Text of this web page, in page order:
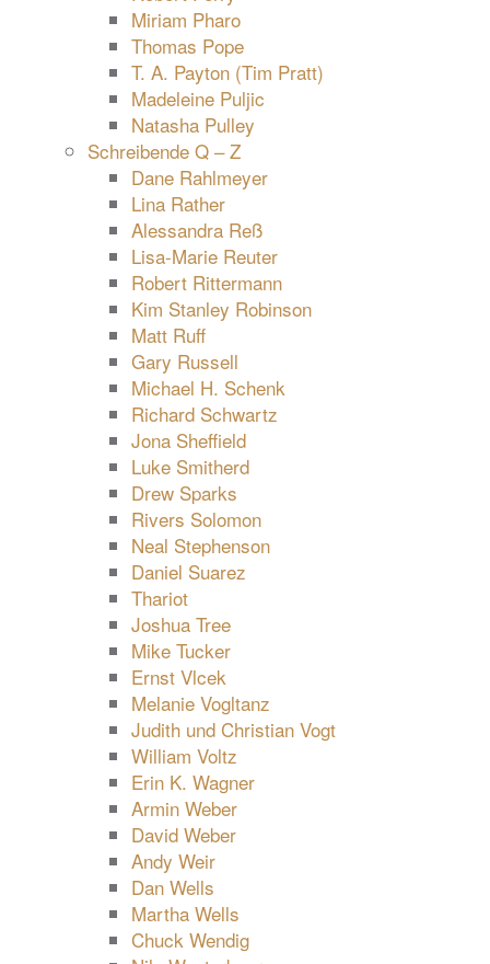
Miriam Pharo
Thomas Pope
T. A. Payton (Tim Pratt)
Madeleine Puljic
Natasha Pulley
Schreibende Q – Z
Dane Rahlmeyer
Lina Rather
Alessandra Reß
Lisa-Marie Reuter
Robert Rittermann
Kim Stanley Robinson
Matt Ruff
Gary Russell
Michael H. Schenk
Richard Schwartz
Jona Sheffield
Luke Smitherd
Drew Sparks
Rivers Solomon
Neal Stephenson
Daniel Suarez
Thariot
Joshua Tree
Mike Tucker
Ernst Vlcek
Melanie Vogltanz
Judith und Christian Vogt
William Voltz
Erin K. Wagner
Armin Weber
David Weber
Andy Weir
Dan Wells
Martha Wells
Chuck Wendig